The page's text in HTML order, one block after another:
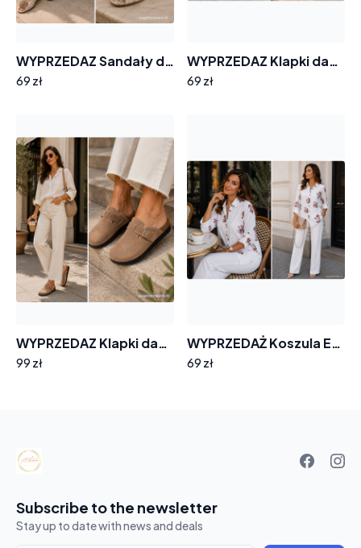
WYPRZEDAZ Sandały damskie GOODIN GD-FL26405 skóra ażurek obcas pompon
69 zł
WYPRZEDAZ Klapki damskie GOODIN SW-2664 skóra zamsz lekkie wygodne casual
69 zł
WYPRZEDAZ Klapki damskie barefoot GOODIN SW-2662 skóra zamsz miękkie wygodne
99 zł
WYPRZEDAŻ Koszula EMG KS266 brązowe róże rozmiar 36
69 zł
Subscribe to the newsletter
Stay up to date with news and deals